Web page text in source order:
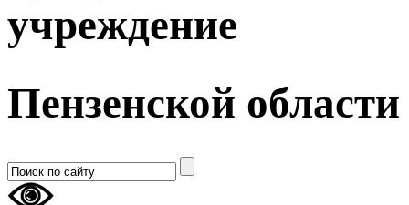
учреждение
Пензенской области